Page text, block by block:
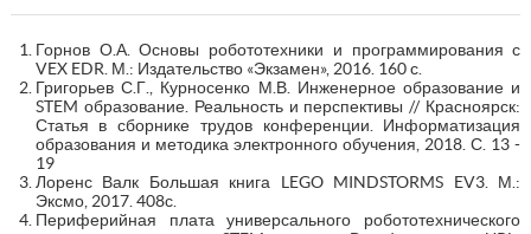
Горнов О.А. Основы робототехники и программирования с
VEX EDR. М.: Издательство «Экзамен», 2016. 160 с.
Григорьев С.Г., Курносенко М.В. Инженерное образование и
STEM образование. Реальность и перспективы // Красноярск:
Статья в сборнике трудов конференции. Информатизация
образования и методика электронного обучения, 2018. С. 13 -
19
Лоренс Валк Большая книга LEGO MINDSTORMS EV3. М.:
Эксмо, 2017. 408с.
Периферийная плата универсального робототехнического